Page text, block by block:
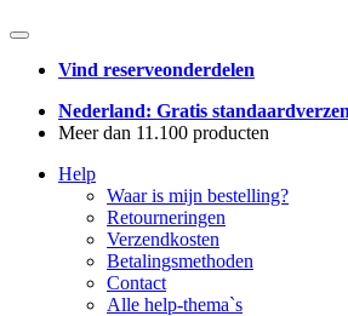
Vind reserveonderdelen
Nederland: Gratis
Meer dan 11.100 producten
Help
Waar is mijn bestelling?
Retourneringen
Verzendkosten
Betalingsmethoden
Contact
Alle help-thema`s